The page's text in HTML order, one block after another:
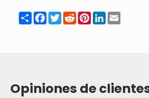
ShareFacebook
TwitterRedditPinterest
LinkedIn
Opiniones de